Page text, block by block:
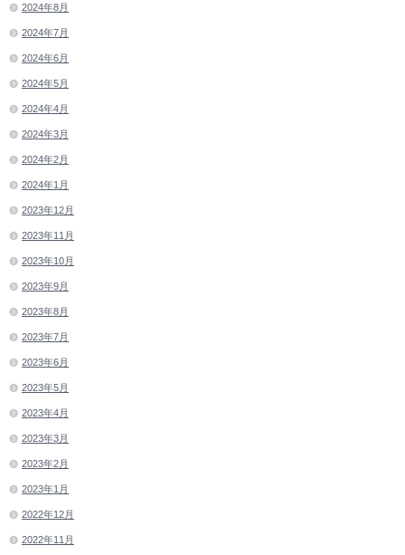
2024年8月
2024年7月
2024年6月
2024年5月
2024年4月
2024年3月
2024年2月
2024年1月
2023年12月
2023年11月
2023年10月
2023年9月
2023年8月
2023年7月
2023年6月
2023年5月
2023年4月
2023年3月
2023年2月
2023年1月
2022年12月
2022年11月